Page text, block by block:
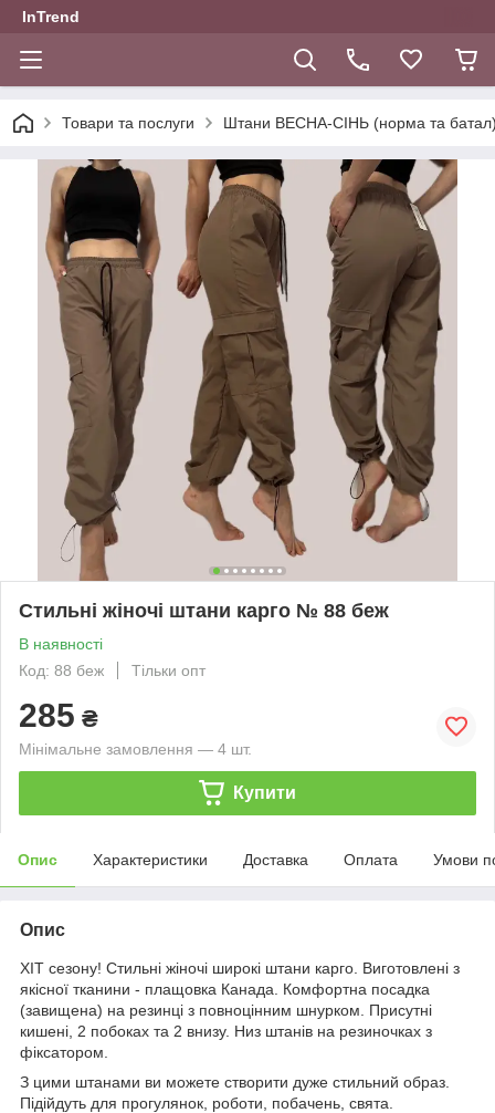
InTrend
Товари та послуги Штани ВЕСНА-СІНЬ (норма та
Стильні жіночі штани карго № 88 беж
В наявності
Код: 88 беж
Тільки опт
285 ₴
Мінімальне замовлення — 4 шт.
Купити
Опис Характеристики Доставка Оплата Умови
Опис
ХІТ сезону! Стильні жіночі широкі штани карго. Виготовлені з
якісної тканини - плащовка Канада. Комфортна посадка
(завищена) на резинці з повноцінним шнурком. Присутні
кишені, 2 побоках та 2 внизу. Низ штанів на резиночках з
фіксатором.
З цими штанами ви можете створити дуже стильний образ.
Підійдуть для прогулянок, роботи, побачень, свята.